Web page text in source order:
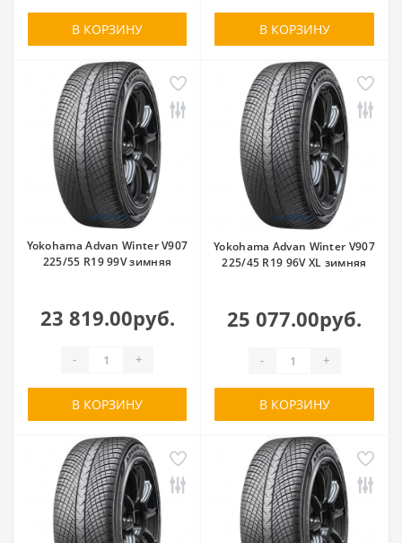
В КОРЗИНУ В КОРЗИНУ
Yokohama Advan Winter V907
225/55 R19 99V зимняя
23 819.00руб.
- +
В КОРЗИНУ
Yokohama Advan Winter V907
225/45 R19 96V XL зимняя
25 077.00руб.
- +
В КОРЗИНУ